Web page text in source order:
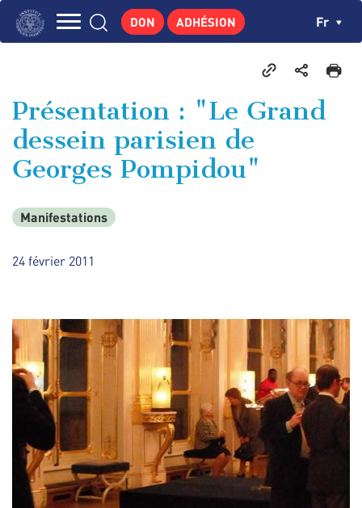
Aller
CENTRE DE RECHERCHES
PUBLICATIONS
ACTUALITÉS
DON ADHÉSION Fr
Présentation : "Le Grand
dessein parisien de
Georges Pompidou"
Manifestations
24 février 2011
Panneau de gestion des cookies